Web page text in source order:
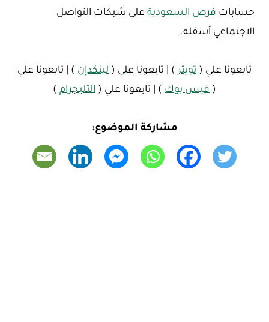
حسابات فرص السعودية على شبكات التواصل
الاجتماعي أسفله.
تابعونا علي ( تويتر ) | تابعونا علي ( لينكدإن ) | تابعونا علي
( فيس بوك ) | تابعونا علي ( التليجرام )
مشاركة الموضوع: